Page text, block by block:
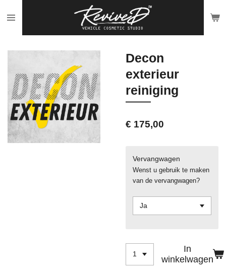
direct
Decon
exterieur
reiniging
€ 175,00
Vervangwagen
Wenst u gebruik te maken
van de vervangwagen?
In
winkelwagen